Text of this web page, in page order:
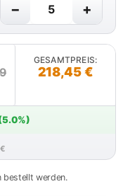
− +
GESAMTPREIS:
218,45 €
bestellt werden.